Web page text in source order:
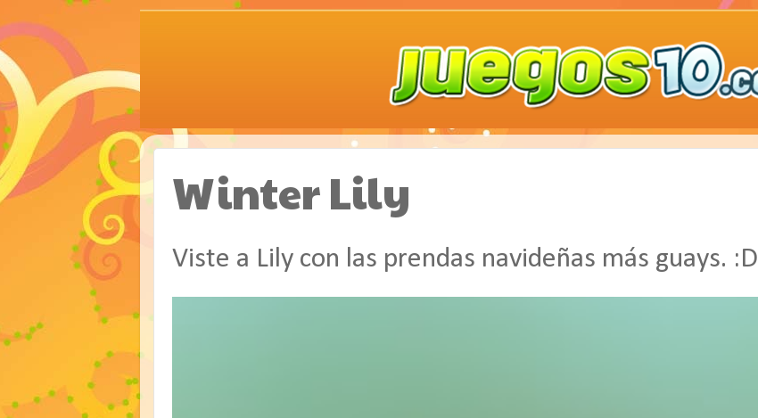
Winter Lily
Viste a Lily con las prendas navideñas más guays. :D